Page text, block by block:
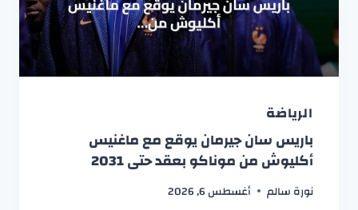
الرياضة
باريس سان جيرمان يوقع مع ماغنيس
أكليوش من موناكو بعقد حتى 2031
نورة سالم أغسطس 6, 2026